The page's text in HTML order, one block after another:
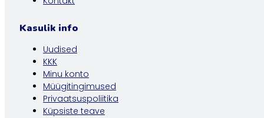
Kasulik info
Uudised
KKK
Minu konto
Müügitingimused
Privaatsuspoliitika
Küpsiste teave